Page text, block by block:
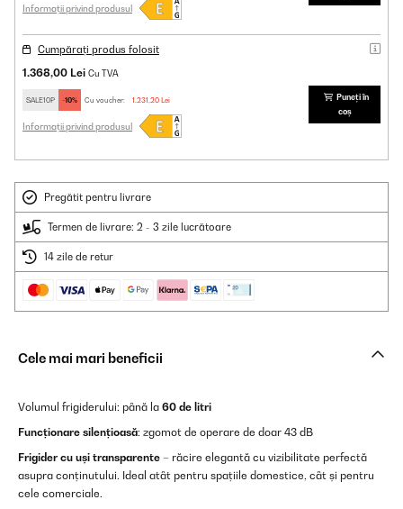
Informații privind produsul
Cumpărați produs folosit
1.368,00 Lei Cu TVA
SALE10P -10% Cu voucher: 1.231,20 Lei
Informații privind produsul
Puneți în
coș
Pregătit pentru livrare
Termen de livrare: 2 - 3 zile lucrătoare
14 zile de retur
Cele mai mari beneficii
Volumul frigiderului: până la 60 de litri
Funcționare silențioasă: zgomot de operare de doar 43 dB
Frigider cu uși transparente – răcire elegantă cu vizibilitate perfectă
asupra conținutului. Ideal atât pentru spațiile domestice, cât și pentru
cele comerciale.